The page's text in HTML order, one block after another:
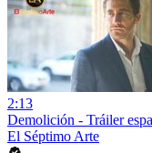
2:13
Demolición - Tráiler
El Séptimo Arte